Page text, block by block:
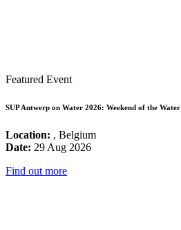
Featured Event
SUP Antwerp on Water 2026: Weekend of the Water
Location: , Belgium
Date: 29 Aug 2026
Find out more